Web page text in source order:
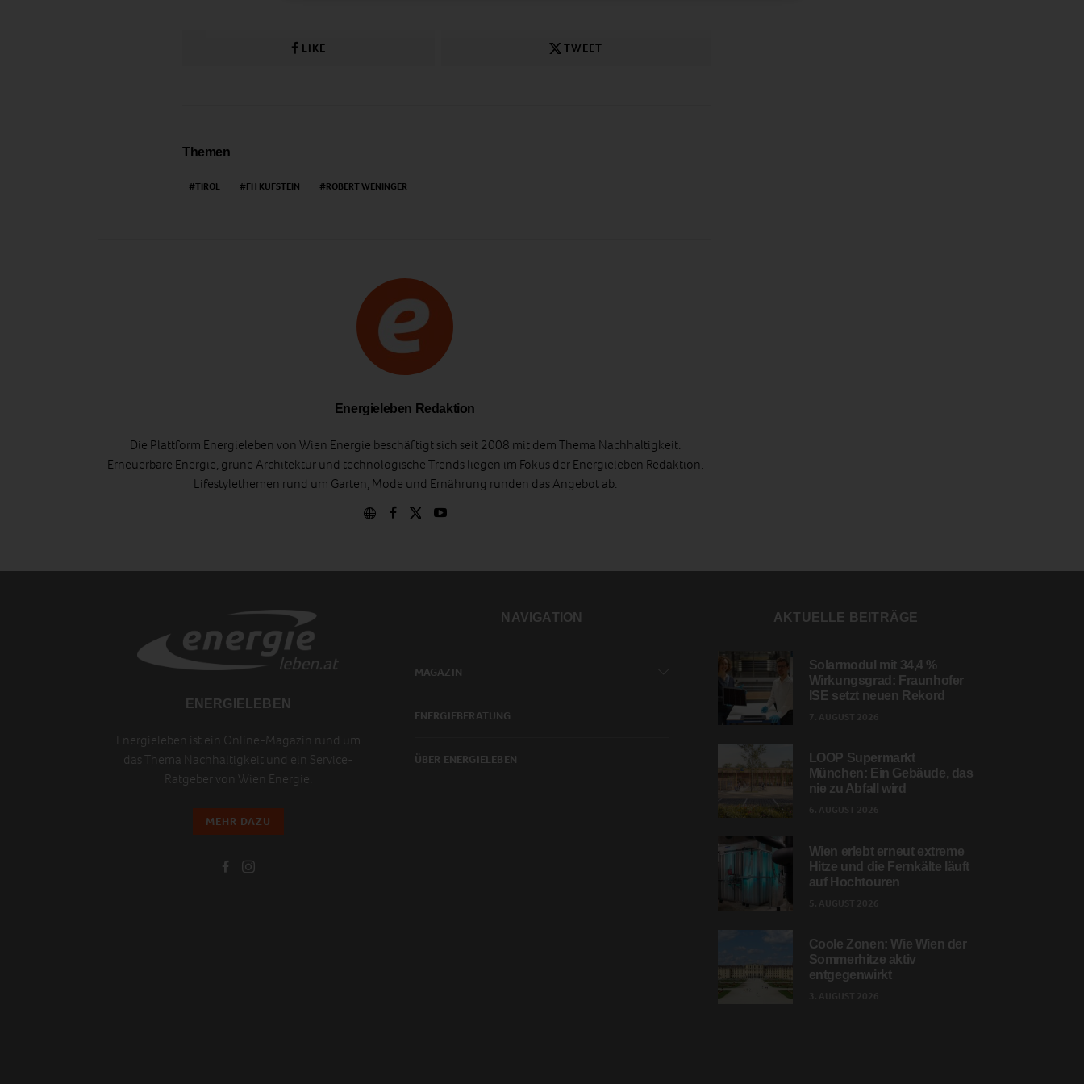
LIKE TWEET
Themen
TIROL FH KUFSTEIN ROBERT WENINGER
Energieleben Redaktion
Die Plattform Energieleben von Wien Energie beschäftigt sich seit 2008 mit dem Thema Nachhaltigkeit.
Erneuerbare Energie, grüne Architektur und technologische Trends liegen im Fokus der Energieleben Redaktion.
Lifestylethemen rund um Garten, Mode und Ernährung runden das Angebot ab.
ENERGIELEBEN
Energieleben ist ein Online-Magazin rund um
das Thema Nachhaltigkeit und ein Service-
Ratgeber von Wien Energie.
MEHR DAZU
NAVIGATION
MAGAZIN
ENERGIEBERATUNG
ÜBER ENERGIELEBEN
AKTUELLE BEITRÄGE
Solarmodul mit 34,4 %
Wirkungsgrad: Fraunhofer
ISE setzt neuen Rekord
LOOP Supermarkt
München: Ein Gebäude, das
nie zu Abfall wird
Wien erlebt erneut extreme
Hitze und die Fernkälte läuft
auf Hochtouren
Coole Zonen: Wie Wien der
Sommerhitze aktiv
entgegenwirkt